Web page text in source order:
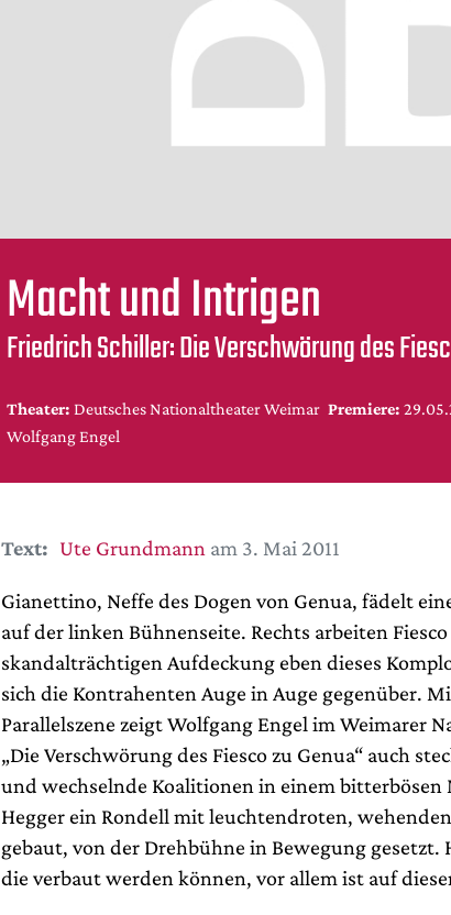
Macht und Intrigen
Friedrich Schiller: Die Verschwörung des
Theater: Deutsches Nationaltheater Weimar Premiere:
Wolfgang Engel
Text: Ute Grundmann am 3. Mai 2011
Gianettino, Neffe des Dogen von Genua, fädelt
auf der linken Bühnenseite. Rechts arbeiten
skandalträchtigen Aufdeckung eben dieses
sich die Kontrahenten Auge in Auge gegenüber.
Parallelszene zeigt Wolfgang Engel im Weimarer
„Die Verschwörung des Fiesco zu Genua“ auch
und wechselnde Koalitionen in einem bitterbösen
Hegger ein Rondell mit leuchtendroten,
gebaut, von der Drehbühne in Bewegung gesetzt.
die verbaut werden können, vor allem ist auf